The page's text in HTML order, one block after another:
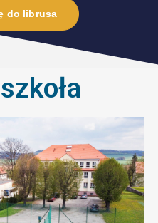
do librusa